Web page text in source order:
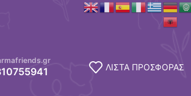
ΛΙΣΤΑ ΠΡΟΣΦΟΡΑΣ